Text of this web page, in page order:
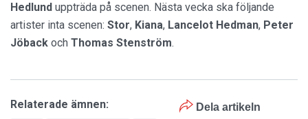
Hedlund uppträda på scenen. Nästa vecka ska följande
artister inta scenen: Stor, Kiana, Lancelot Hedman, Peter
Jöback och Thomas Stenström.
Dela artikeln
Relaterade ämnen: